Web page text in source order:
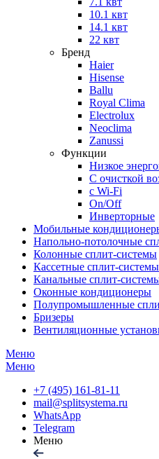
10.1 квт
14.1 квт
22 квт
Бренд
Haier
Hisense
Ballu
Royal Clima
Electrolux
Neoclima
Zanussi
Функции
Низкое
С очисткой
с Wi-Fi
On/Off
Инверторные
Мобильные
Напольно-потолоч​ные
Колонные ​​сплит-системы
Кассетные сплит-системы
Канальные сплит-
Оконные кондиционеры
Полупромышленные
Бризеры
Вентиляционные
Меню
Меню
+7 (495) 161-81-11
mail@splitsystema.ru
WhatsApp
Telegram
Меню